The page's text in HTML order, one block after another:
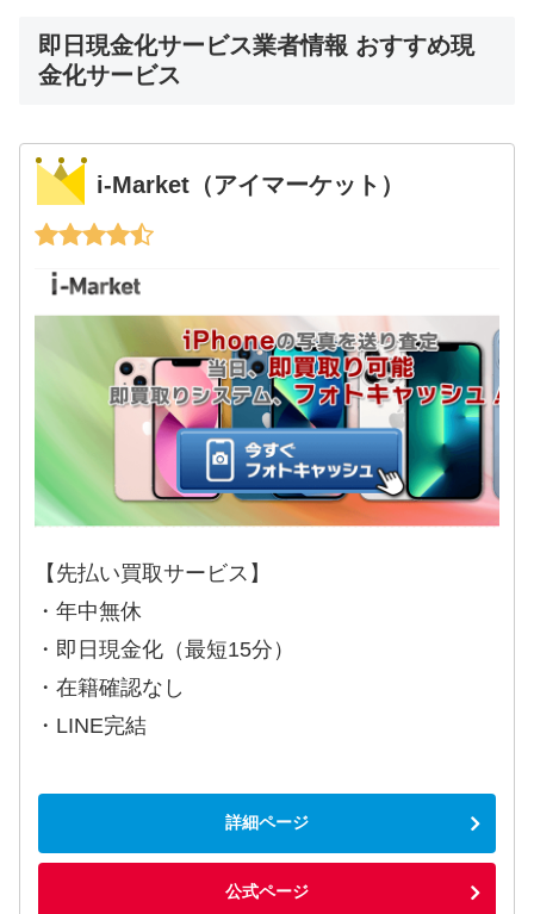
即日現金化サービス業者情報 おすすめ現
金化サービス
i-Market（アイマーケット）
【先払い買取サービス】
・年中無休
・即日現金化（最短15分）
・在籍確認なし
・LINE完結
詳細ページ
公式ページ